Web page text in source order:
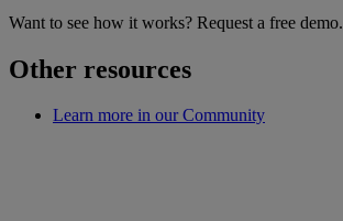
Want to see how it works? Request a free demo.
Other resources
Learn more in our Community